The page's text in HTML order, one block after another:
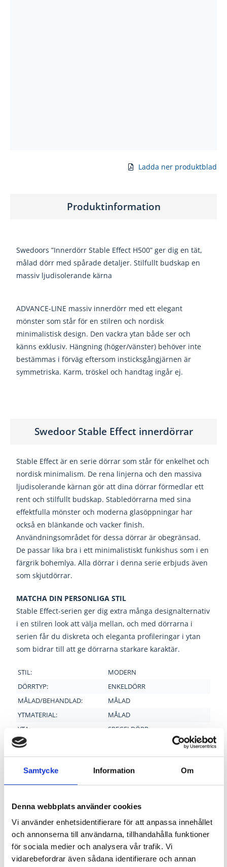
Samtycke Information Om
Denna webbplats använder cookies
Vi använder enhetsidentifierare för att anpassa innehållet
och annonserna till användarna, tillhandahålla funktioner
för sociala medier och analysera vår trafik. Vi
vidarebefordrar även sådana identifierare och annan
Ladda ner produktblad
Produktinformation
Swedoors ”Innerdörr Stable Effect H500” ger dig en tät,
målad dörr med spårade detaljer. Stilfullt budskap en
massiv ljudisolerande kärna
ADVANCE-LINE massiv innerdörr med ett elegant
mönster som står för en stilren och nordisk
minimalistisk design. Den vackra ytan både ser och
känns exklusiv. Hängning (höger/vänster) behöver inte
bestämmas i förväg eftersom insticksgångjärnen är
symmetriska. Karm, tröskel och handtag ingår ej.
Swedoor Stable Effect innerdörrar
Stable Effect är en serie dörrar som står för enkelhet och
nordisk minimalism. De rena linjerna och den massiva
ljudisolerande kärnan gör att dina dörrar förmedlar ett
rent och stilfullt budskap. Stabledörrarna med sina
effektfulla mönster och moderna glasöppningar har
också en blänkande och vacker finish.
Användningsområdet för dessa dörrar är obegränsad.
De passar lika bra i ett minimalistiskt funkishus som i en
färgrik bohemlya. Alla dörrar i denna serie erbjuds även
som skjutdörrar.
MATCHA DIN PERSONLIGA STIL
Stable Effect-serien ger dig extra många designalternativ
i en stilren look att välja mellan, och med dörrarna i
serien får du diskreta och eleganta profileringar i ytan
som bidrar till att ge dörrarna starkare karaktär.
STIL:
MODERN
DÖRRTYP:
ENKELDÖRR
MÅLAD/BEHANDLAD:
MÅLAD
YTMATERIAL:
MÅLAD
YTA:
SPEGELDÖRR,
MILJÖ:
70% PEFC
GARANTI:
5 ÅRS PRODUKTGARANTI